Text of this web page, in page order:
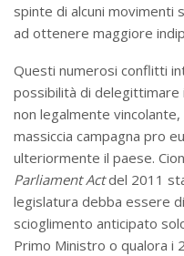
spinte di alcuni movimenti
ad ottenere maggiore
Questi numerosi conflitti
possibilità di
non legalmente
massiccia campagna pro
ulteriormente il paese.
Parliament Actdel 2011
legislatura debba essere
scioglimento anticipato
Primo Ministro o qualora i